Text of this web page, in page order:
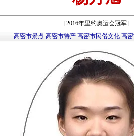
[2016年里约奥运会冠军]
高密市景点 高密市特产 高密市民俗文化 高